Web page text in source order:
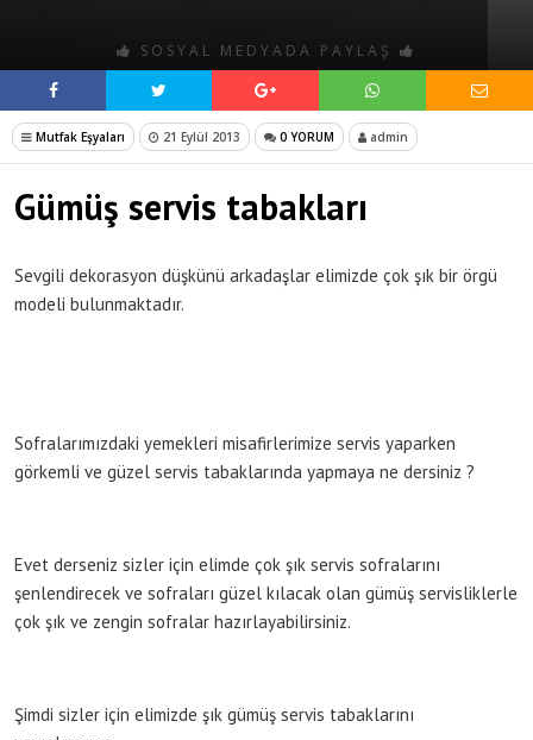
SOSYAL MEDYADA PAYLAŞ
Mutfak Eşyaları 21 Eylül 2013 0 YORUM admin
Gümüş servis tabakları
Sevgili dekorasyon düşkünü arkadaşlar elimizde çok şık bir örgü
modeli bulunmaktadır.
Sofralarımızdaki yemekleri misafirlerimize servis yaparken
görkemli ve güzel servis tabaklarında yapmaya ne dersiniz ?
Evet derseniz sizler için elimde çok şık servis sofralarını
şenlendirecek ve sofraları güzel kılacak olan gümüş servisliklerle
çok şık ve zengin sofralar hazırlayabilirsiniz.
Şimdi sizler için elimizde şık gümüş servis tabaklarını